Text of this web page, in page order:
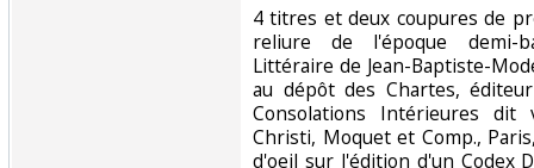
‎4 titres et deux coupures de
reliure de l'époque demi-
Littéraire de Jean-Baptiste-
au dépôt des Chartes,
Consolations Intérieures dit
Christi, Moquet et Comp.,
d'oeil sur l'édition d'un Codex